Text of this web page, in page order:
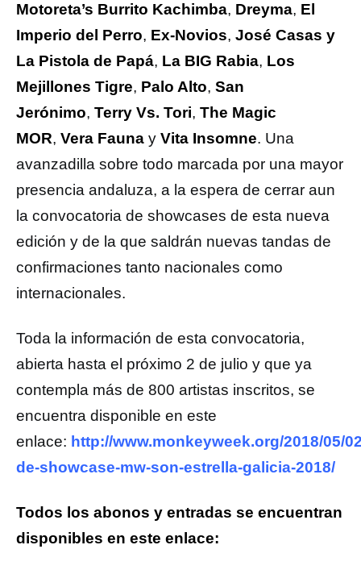
Motoreta’s Burrito Kachimba, Dreyma, El
Imperio del Perro, Ex-Novios, José Casas y
La Pistola de Papá, La BIG Rabia, Los
Mejillones Tigre, Palo Alto, San
Jerónimo, Terry Vs. Tori, The Magic
MOR, Vera Fauna y Vita Insomne. Una
avanzadilla sobre todo marcada por una mayor
presencia andaluza, a la espera de cerrar aun
la convocatoria de showcases de esta nueva
edición y de la que saldrán nuevas tandas de
confirmaciones tanto nacionales como
internacionales.
Toda la información de esta convocatoria,
abierta hasta el próximo 2 de julio y que ya
contempla más de 800 artistas inscritos, se
encuentra disponible en este
enlace: http://www.monkeyweek.org/2018/05/
de-showcase-mw-son-estrella-galicia-2018/
Todos los abonos y entradas se encuentran
disponibles en este enlace: